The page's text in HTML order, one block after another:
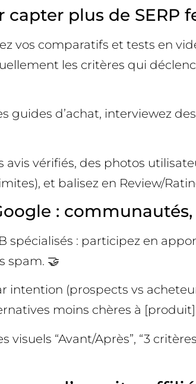
plus de SERP
vos comparatifs et tests en
les critères qui
guides d’achat, interviewez
avis vérifiés, des photos
et balisez en Review/
:
spécialisés : participez en
spam. 🤝
intention (prospects vs
moins chères à
visuels “Avant/Après”, “3